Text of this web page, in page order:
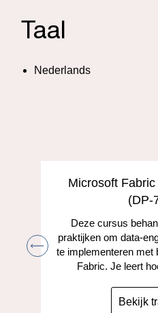
Taal
Nederlands
Microsoft
(DP-
Deze cursus
praktijken om data-
te implementeren met
Fabric. Je leert
Bekijk